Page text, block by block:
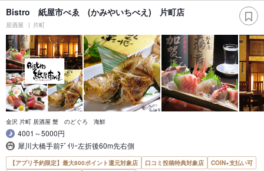
Bistro 紙屋市べゑ (かみやいちべえ) 片町店
居酒屋 片町
金沢 片町 居酒屋 蟹 のどぐろ 海鮮
4001～5000円
犀川大橋手前ﾃﾞｲﾘｰ左折後60m先右側
【アプリ予約限定】最大800ポイント還元対象店 口コミ投稿特典対象店
COIN+支払い可